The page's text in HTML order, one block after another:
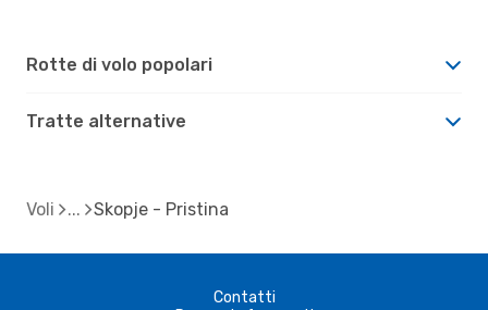
Rotte di volo popolari
Tratte alternative
Voli Skopje - Pristina
Contatti